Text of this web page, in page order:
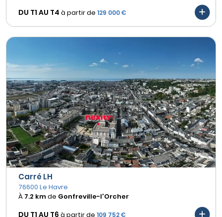
DU T1 AU T4 à partir de 129 000 €
Carré LH
76600 Le Havre
À 7.2 kmde Gonfreville-l'Orcher
DU T1 AU T6 à partir de 109 752 €